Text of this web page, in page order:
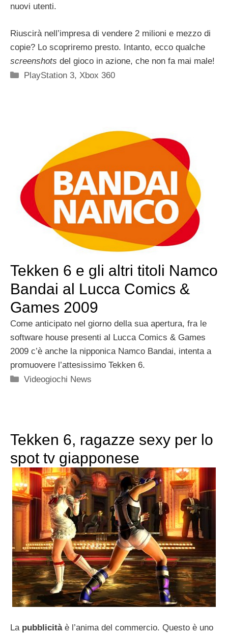
nuovi utenti.
Riuscirà nell’impresa di vendere 2 milioni e mezzo di
copie? Lo scopriremo presto. Intanto, ecco qualche
screenshots del gioco in azione, che non fa mai male!
Categorie
PlayStation 3, Xbox 360
Tekken 6 e gli altri titoli Namco
Bandai al Lucca Comics &
Games 2009
Come anticipato nel giorno della sua apertura, fra le
software house presenti al Lucca Comics & Games
2009 c’è anche la nipponica Namco Bandai, intenta a
promuovere l’attesissimo Tekken 6.
Categorie
Videogiochi News
Tekken 6, ragazze sexy per lo
spot tv giapponese
La pubblicitàè l’anima del commercio. Questo è uno